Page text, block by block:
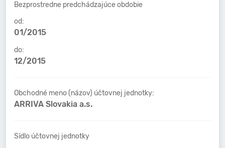
Bezprostredne predchádzajúce obdobie
od:
01/2015
do:
12/2015
Obchodné meno (názov) účtovnej jednotky:
ARRIVA Slovakia a.s.
Sídlo účtovnej jednotky